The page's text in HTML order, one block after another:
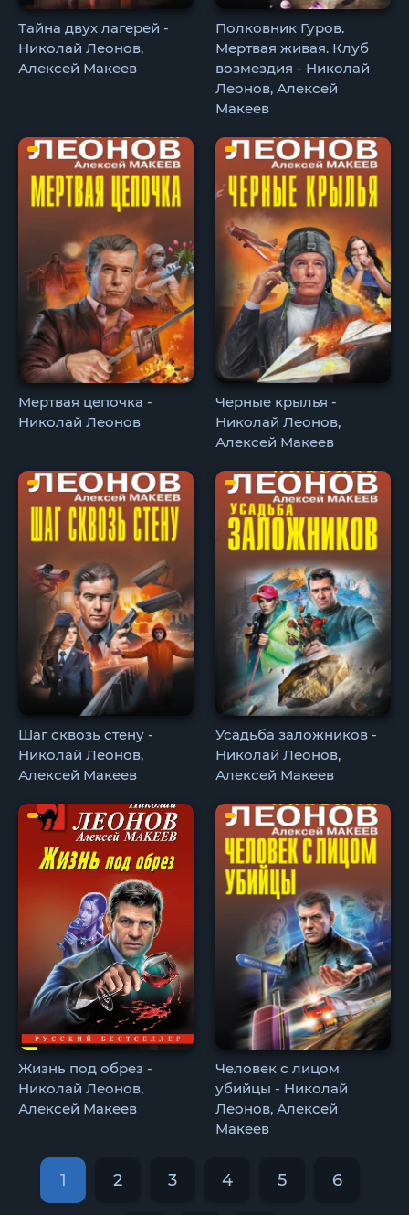
Тайна двух лагерей -
Николай Леонов,
Алексей Макеев
Полковник Гуров.
Мертвая живая. Клуб
возмездия - Николай
Леонов, Алексей
Макеев
Мертвая цепочка -
Николай Леонов
Черные крылья -
Николай Леонов,
Алексей Макеев
Шаг сквозь стену -
Николай Леонов,
Алексей Макеев
Усадьба заложников -
Николай Леонов,
Алексей Макеев
Жизнь под обрез -
Николай Леонов,
Алексей Макеев
Человек с лицом
убийцы - Николай
Леонов, Алексей
Макеев
1 2 3 4 5 6